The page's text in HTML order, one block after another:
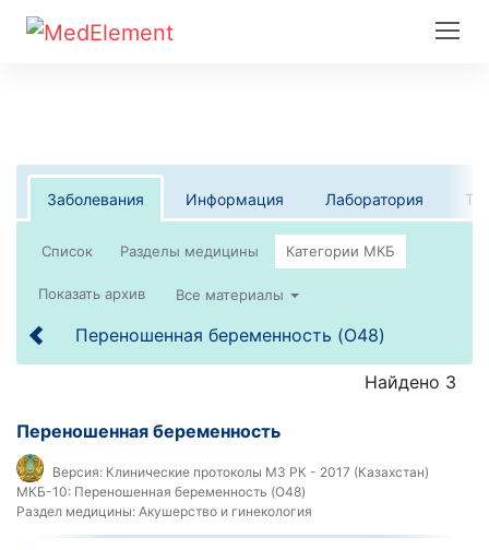
Заболевания Информация Лаборатория
Список
Все материалы
Переношенная беременность (O48)
Найдено 3
Переношенная беременность
Версия: Клинические протоколы МЗ РК - 2017 (Казахстан)
МКБ-10: Переношенная беременность (O48)
Раздел медицины: Акушерство и гинекология